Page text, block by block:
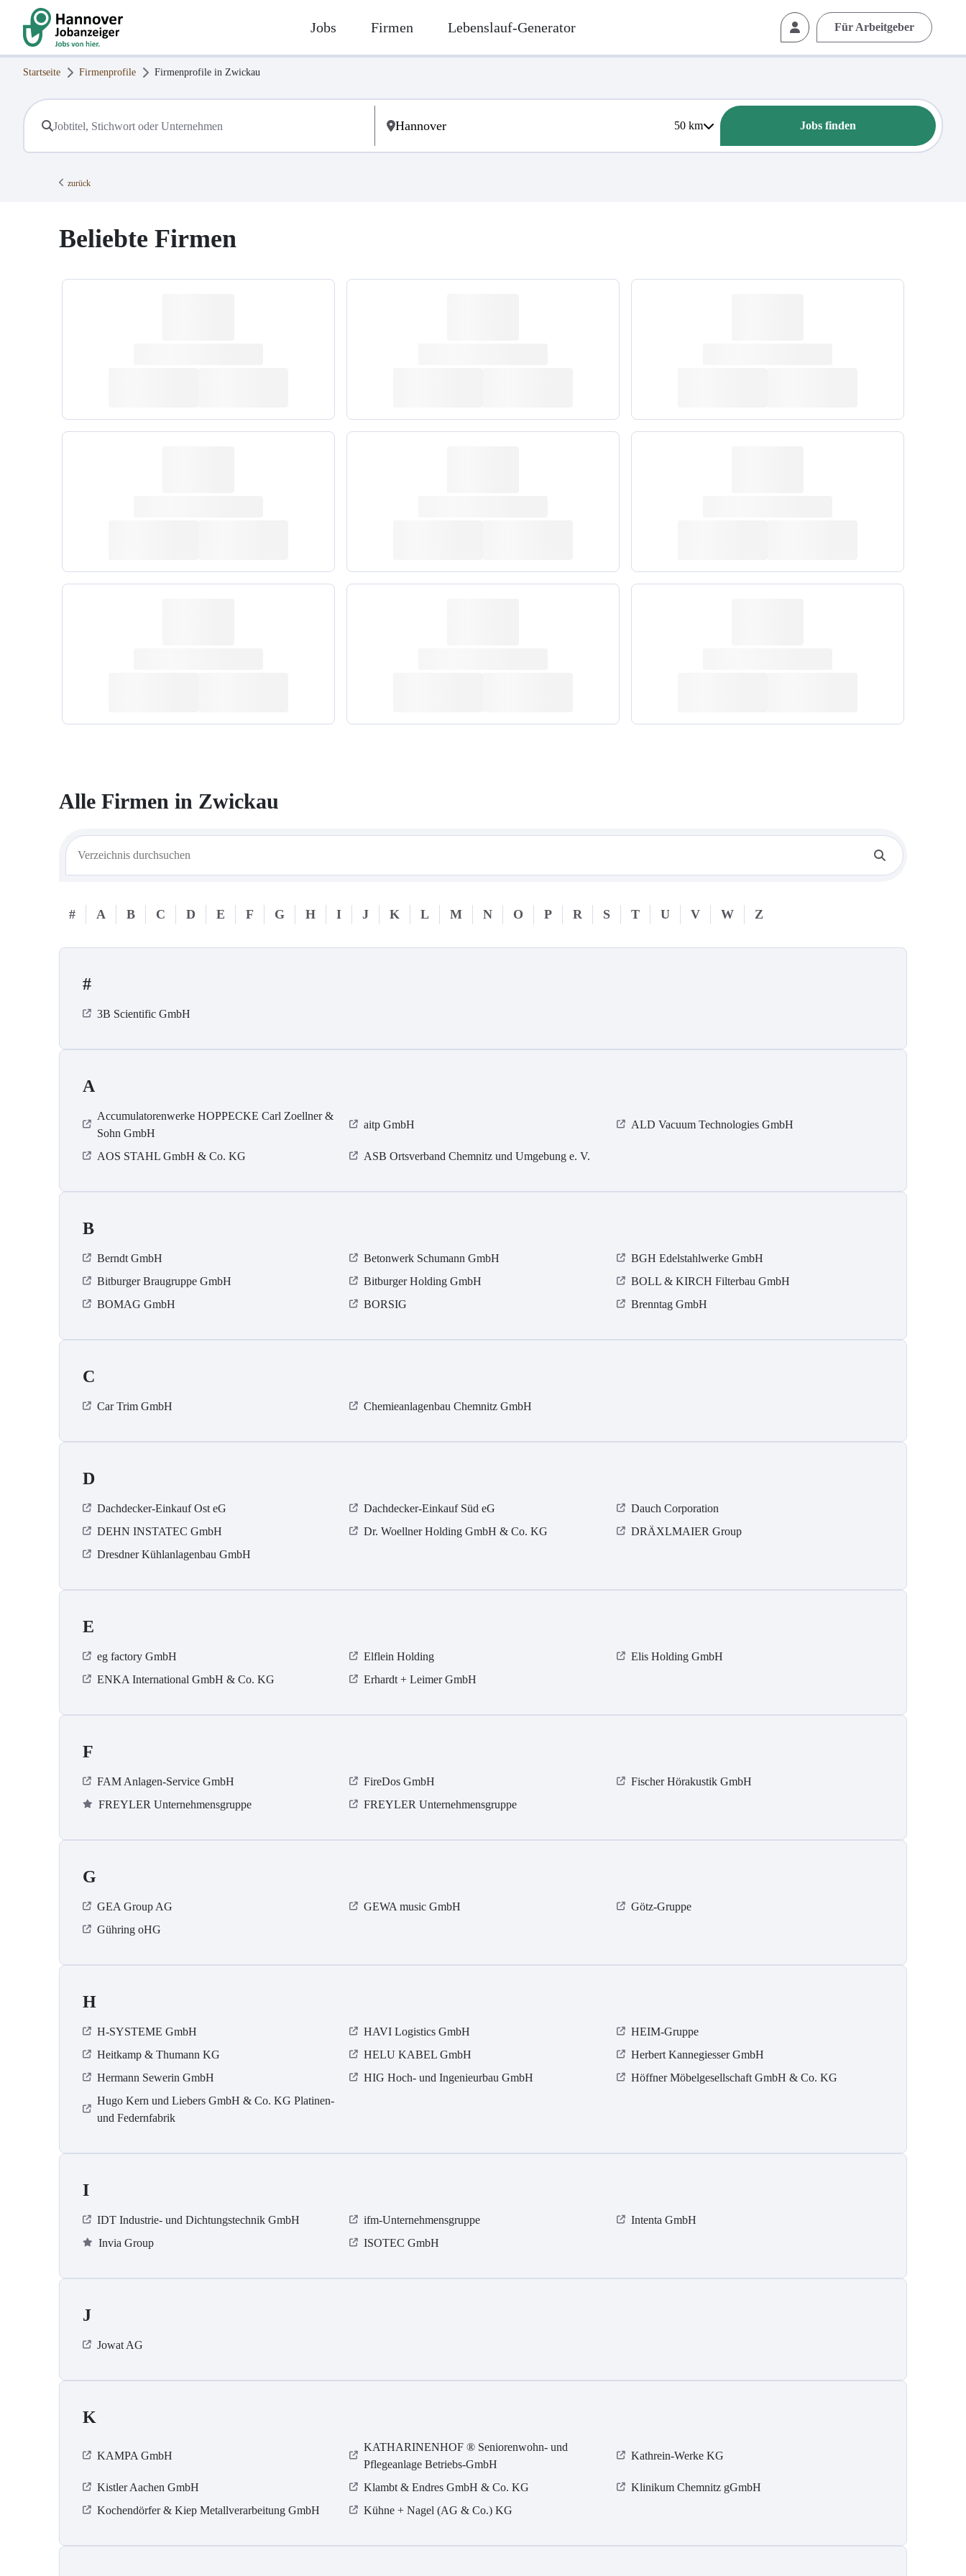
Jobs Firmen Lebenslauf-Generator Für Arbeitgeber
Startseite Firmenprofile Firmenprofile in Zwickau
50km Jobs finden
zurück
Beliebte Firmen
Alle Firmen in Zwickau
# A B C D E F G H I J K L M N O P R S T U V W Z
#
3B Scientific GmbH
A
Accumulatorenwerke HOPPECKE Carl Zoellner &
Sohn GmbH
aitp GmbH ALD Vacuum Technologies GmbH
AOS STAHL GmbH & Co. KG ASB Ortsverband Chemnitz und Umgebung e. V.
B
Berndt GmbH Betonwerk Schumann GmbH
BGH Edelstahlwerke GmbH
Bitburger Braugruppe GmbH
Bitburger Holding GmbH
BOLL & KIRCH Filterbau GmbH
BOMAG GmbH
BORSIG Brenntag GmbH
C
Car Trim GmbH Chemieanlagenbau Chemnitz GmbH
D
Dachdecker-Einkauf Ost eG Dachdecker-Einkauf Süd eG
Dauch Corporation
DEHN INSTATEC GmbH
Dr. Woellner Holding GmbH & Co. KG
DRÄXLMAIER Group
Dresdner Kühlanlagenbau GmbH
E
eg factory GmbH Elflein Holding
Elis Holding GmbH
ENKA International GmbH & Co. KG
Erhardt + Leimer GmbH
F
FAM Anlagen-Service GmbH FireDos GmbH
Fischer Hörakustik GmbH
FREYLER Unternehmensgruppe
FREYLER Unternehmensgruppe
G
GEA Group AG GEWA music GmbH
Götz-Gruppe
Gühring oHG
H
H-SYSTEME GmbH HAVI Logistics GmbH
HEIM-Gruppe
Heitkamp & Thumann KG
HELU KABEL GmbH
Herbert Kannegiesser GmbH
Hermann Sewerin GmbH
HIG Hoch- und Ingenieurbau GmbH
Höffner Möbelgesellschaft GmbH & Co. KG
Hugo Kern und Liebers GmbH & Co. KG Platinen-
und Federnfabrik
I
IDT Industrie- und Dichtungstechnik GmbH ifm-Unternehmensgruppe
Intenta GmbH
Invia Group
ISOTEC GmbH
J
Jowat AG
K
KAMPA GmbH
KATHARINENHOF ® Seniorenwohn- und
Pflegeanlage Betriebs-GmbH
Kathrein-Werke KG
Kistler Aachen GmbH Klambt & Endres GmbH & Co. KG
Klinikum Chemnitz gGmbH
Kochendörfer & Kiep Metallverarbeitung GmbH
Kühne + Nagel (AG & Co.) KG